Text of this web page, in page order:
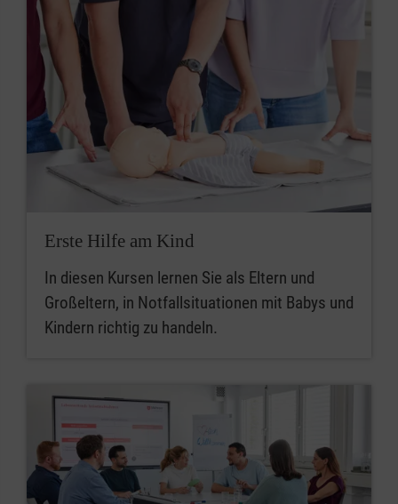
Erste Hilfe am Kind
In diesen Kursen lernen Sie als Eltern und
Großeltern, in Notfallsituationen mit Babys und
Kindern richtig zu handeln.